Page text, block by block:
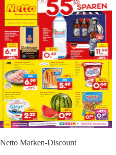
Netto Marken-Discount